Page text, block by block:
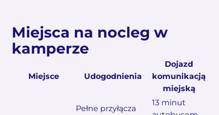
Miejsca na nocleg w
kamperze
Miejsce Udogodnienia
Dojazd
komunikacją
miejską
Pełne przyłącza
13 minut